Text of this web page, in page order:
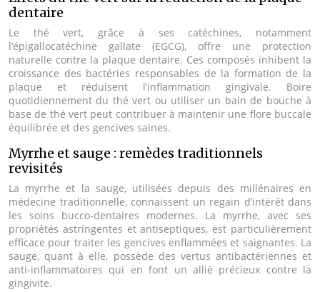
dentaire
Le thé vert, grâce à ses catéchines, notamment
l’épigallocatéchine gallate (EGCG), offre une protection
naturelle contre la plaque dentaire. Ces composés inhibent la
croissance des bactéries responsables de la formation de la
plaque et réduisent l’inflammation gingivale. Boire
quotidiennement du thé vert ou utiliser un bain de bouche à
base de thé vert peut contribuer à maintenir une flore buccale
équilibrée et des gencives saines.
Myrrhe et sauge : remèdes traditionnels
revisités
La myrrhe et la sauge, utilisées depuis des millénaires en
médecine traditionnelle, connaissent un regain d’intérêt dans
les soins bucco-dentaires modernes. La myrrhe, avec ses
propriétés astringentes et antiseptiques, est particulièrement
efficace pour traiter les gencives enflammées et saignantes. La
sauge, quant à elle, possède des vertus antibactériennes et
anti-inflammatoires qui en font un allié précieux contre la
gingivite.